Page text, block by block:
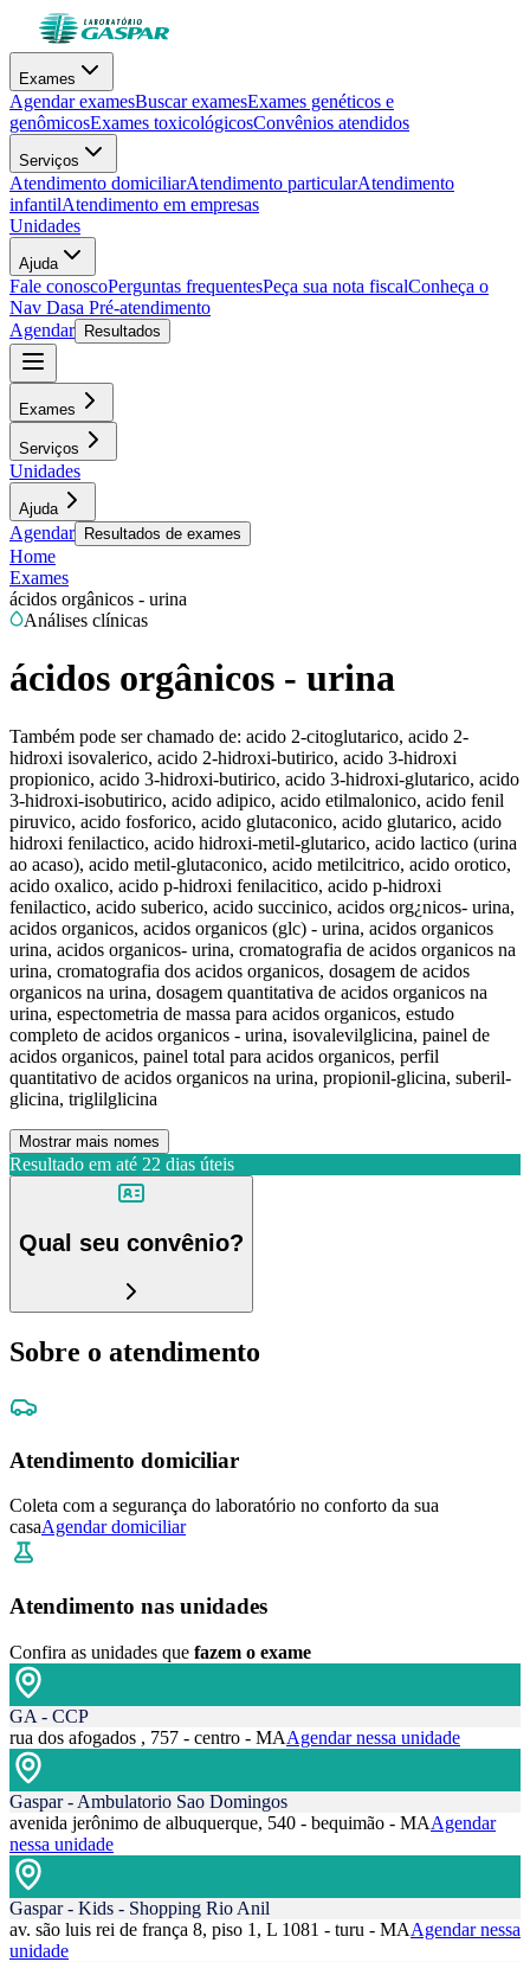
Exames
Agendar examesBuscar examesExames genéticos e
genômicosExames toxicológicosConvênios atendidos
Serviços
Atendimento domiciliarAtendimento particularAtendimento
infantilAtendimento em empresas
Unidades
Ajuda
Fale conoscoPerguntas frequentesPeça sua nota fiscalConheça o
Nav Dasa Pré-atendimento
Agendar
Resultados
Exames
Serviços
Unidades
Ajuda
Agendar Resultados de exames
Home
Exames
ácidos orgânicos - urina
Análises clínicas
ácidos orgânicos - urina
Também pode ser chamado de: acido 2-citoglutarico, acido 2-
hidroxi isovalerico, acido 2-hidroxi-butirico, acido 3-hidroxi
propionico, acido 3-hidroxi-butirico, acido 3-hidroxi-glutarico, acido
3-hidroxi-isobutirico, acido adipico, acido etilmalonico, acido fenil
piruvico, acido fosforico, acido glutaconico, acido glutarico, acido
hidroxi fenilactico, acido hidroxi-metil-glutarico, acido lactico (urina
ao acaso), acido metil-glutaconico, acido metilcitrico, acido orotico,
acido oxalico, acido p-hidroxi fenilacitico, acido p-hidroxi
fenilactico, acido suberico, acido succinico, acidos org¿nicos- urina,
acidos organicos, acidos organicos (glc) - urina, acidos organicos
urina, acidos organicos- urina, cromatografia de acidos organicos na
urina, cromatografia dos acidos organicos, dosagem de acidos
organicos na urina, dosagem quantitativa de acidos organicos na
urina, espectometria de massa para acidos organicos, estudo
completo de acidos organicos - urina, isovalevilglicina, painel de
acidos organicos, painel total para acidos organicos, perfil
quantitativo de acidos organicos na urina, propionil-glicina, suberil-
glicina, triglilglicina
Mostrar mais nomes
Resultado em até 22 dias úteis
Qual seu convênio?
Sobre o atendimento
Atendimento domiciliar
Coleta com a segurança do laboratório no conforto da sua
casaAgendar domiciliar
Atendimento nas unidades
Confira as unidades que fazem o exame
GA - CCP
rua dos afogados , 757 - centro - MAAgendar nessa unidade
Gaspar - Ambulatorio Sao Domingos
avenida jerônimo de albuquerque, 540 - bequimão - MAAgendar
nessa unidade
Gaspar - Kids - Shopping Rio Anil
av. são luis rei de frança 8, piso 1, L 1081 - turu - MAAgendar nessa
unidade